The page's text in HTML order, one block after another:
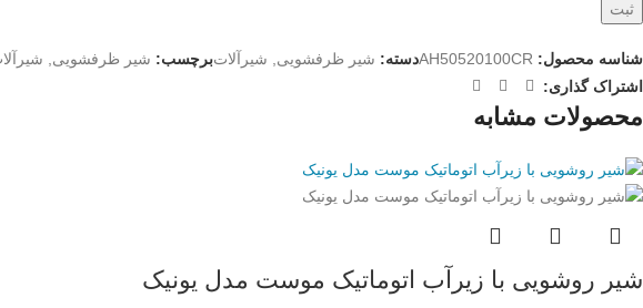
شناسه محصول: AH50520100CRدسته: شیر ظرفشویی شیرآلاتبرچسب: شیر ظرفشویی
اشتراک گذاری:
محصولات مشابه
شیر روشویی با زیرآب اتوماتیک موست مدل یونیک